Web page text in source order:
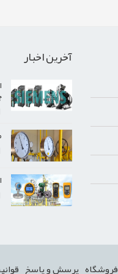
آخرین اخبار
فروشگاه پرسش و پاسخ